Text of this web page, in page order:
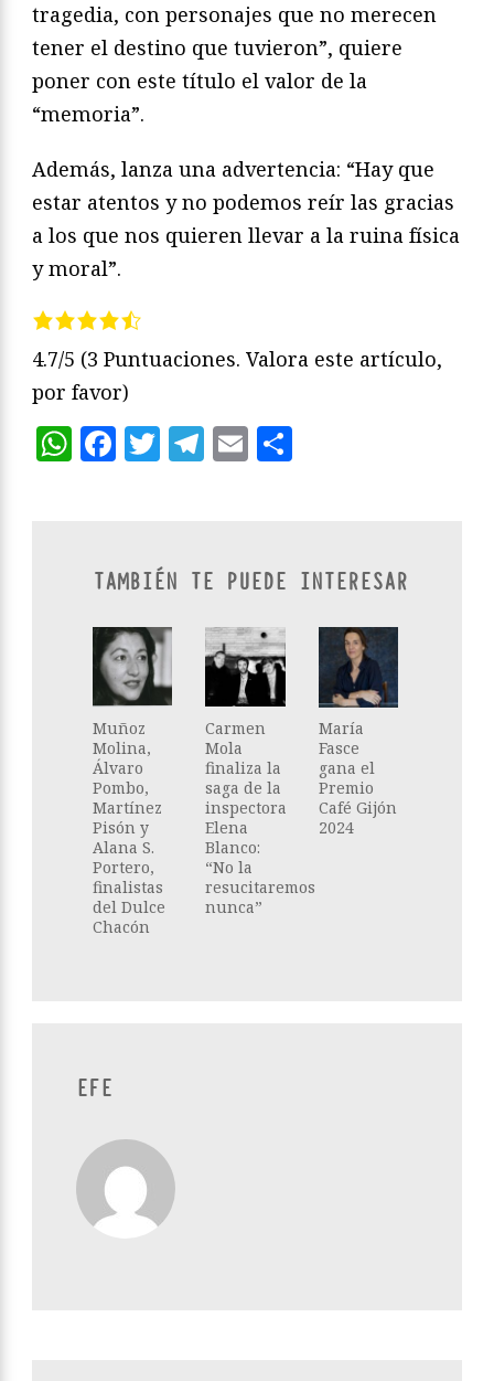
tragedia, con personajes que no merecen
tener el destino que tuvieron”, quiere
poner con este título el valor de la
“memoria”.
Además, lanza una advertencia: “Hay que
estar atentos y no podemos reír las gracias
a los que nos quieren llevar a la ruina física
y moral”.
4.7/5 (3 Puntuaciones. Valora este artículo,
por favor)
WhatsApp
Facebook
Twitter
Telegram
Email
TAMBIÉN TE PUEDE INTERESAR
Muñoz
Molina,
Álvaro
Pombo,
Martínez
Pisón y
Alana S.
Portero,
finalistas
del Dulce
Chacón
Carmen
Mola
finaliza la
saga de la
inspectora
Elena
Blanco:
“No la
resucitaremos
nunca”
María
Fasce
gana el
Premio
Café Gijón
2024
EFE